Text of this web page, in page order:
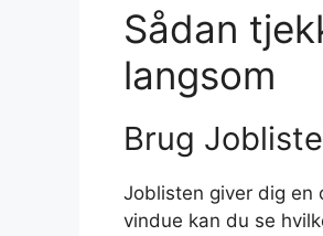
Sådan
langsom
Brug
Joblisten giver dig en
vindue kan du se